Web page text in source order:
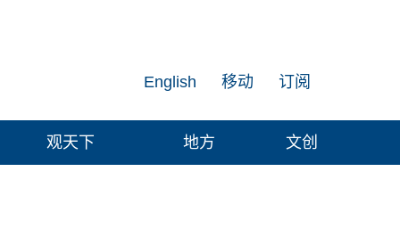
订阅
移动
English
观天下 地方 文创